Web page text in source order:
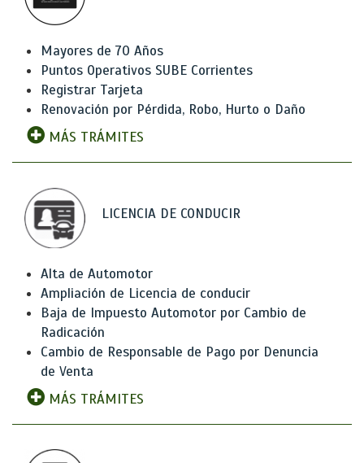
Mayores de 70 Años
Puntos Operativos SUBE Corrientes
Registrar Tarjeta
Renovación por Pérdida, Robo, Hurto o Daño
MÁS TRÁMITES
LICENCIA DE CONDUCIR
Alta de Automotor
Ampliación de Licencia de conducir
Baja de Impuesto Automotor por Cambio de
Radicación
Cambio de Responsable de Pago por Denuncia
de Venta
MÁS TRÁMITES